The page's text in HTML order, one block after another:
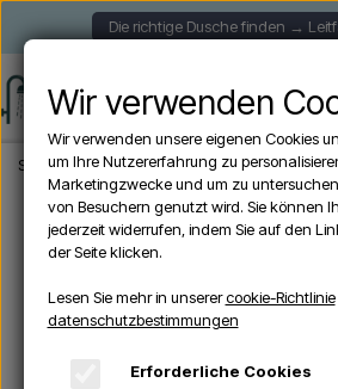
Die richtige Dusche finden →
Startseite Aussendusche Freistehende
Wir verwenden
Wir verwenden unsere eigenen Cookies
um Ihre Nutzererfahrung zu
Marketingzwecke und um zu
von Besuchern genutzt wird. Sie können
jederzeit widerrufen, indem Sie auf den
der Seite klicken.
Lesen Sie mehr in unserercookie-Richtlinie
datenschutzbestimmungen
Erforderliche Cookies